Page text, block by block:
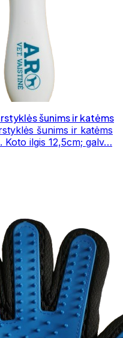
šunims ir katėms
šunims ir katėms
Koto ilgis 12,5cm; galv…